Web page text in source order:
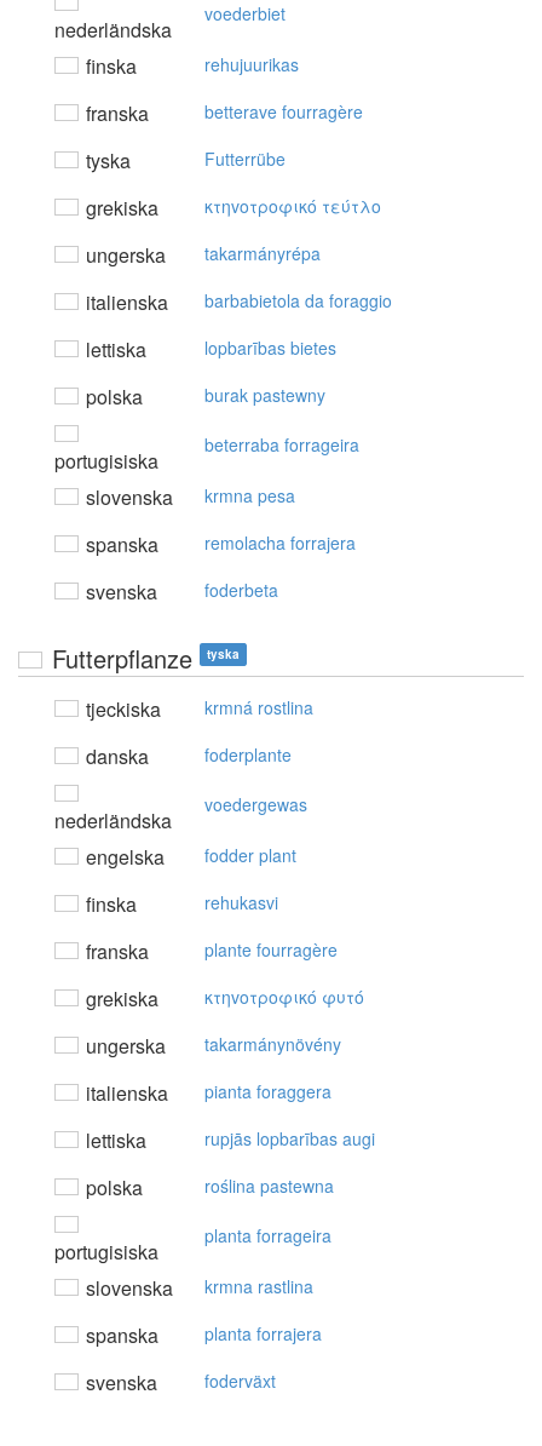
nederländska
voederbiet
finska rehujuurikas
franska betterave fourragère
tyska Futterrübe
grekiska κτηvoτρoφικό τεύτλo
ungerska takarmányrépa
italienska barbabietola da foraggio
lettiska lopbarības bietes
polska burak pastewny
portugisiska
beterraba forrageira
slovenska krmna pesa
spanska remolacha forrajera
svenska foderbeta
Futterpflanze tyska
tjeckiska krmná rostlina
danska foderplante
nederländska
voedergewas
engelska fodder plant
finska rehukasvi
franska plante fourragère
grekiska κτηvoτρoφικό φυτό
ungerska takarmánynövény
italienska pianta foraggera
lettiska rupjās lopbarības augi
polska roślina pastewna
portugisiska
planta forrageira
slovenska krmna rastlina
spanska planta forrajera
svenska foderväxt